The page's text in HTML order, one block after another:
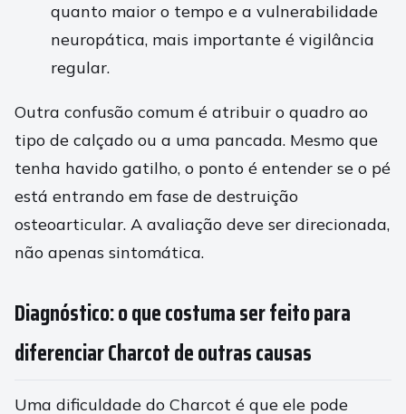
quanto maior o tempo e a vulnerabilidade
neuropática, mais importante é vigilância
regular.
Outra confusão comum é atribuir o quadro ao
tipo de calçado ou a uma pancada. Mesmo que
tenha havido gatilho, o ponto é entender se o pé
está entrando em fase de destruição
osteoarticular. A avaliação deve ser direcionada,
não apenas sintomática.
Diagnóstico: o que costuma ser feito para
diferenciar Charcot de outras causas
Uma dificuldade do Charcot é que ele pode